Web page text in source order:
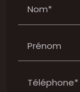
Nom*
Prénom
Téléphone*